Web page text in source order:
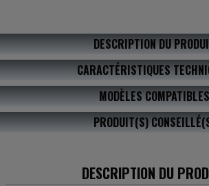
DESCRIPTION DU
CARACTÉRISTIQUES
MODÈLES COMPATIBLES
PRODUIT(S)
DESCRIPTION DU